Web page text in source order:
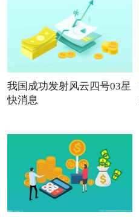
我国成功发射风云四号03星
快消息